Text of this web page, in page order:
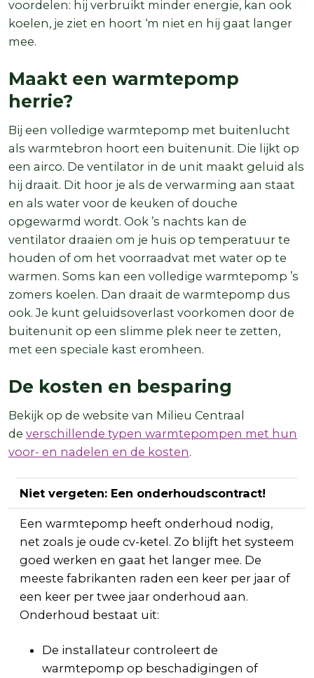
voordelen: hij verbruikt minder energie, kan ook
koelen, je ziet en hoort ‘m niet en hij gaat langer
mee.
Maakt een warmtepomp
herrie?
Bij een volledige warmtepomp met buitenlucht
als warmtebron hoort een buitenunit. Die lijkt op
een airco. De ventilator in de unit maakt geluid als
hij draait. Dit hoor je als de verwarming aan staat
en als water voor de keuken of douche
opgewarmd wordt. Ook ’s nachts kan de
ventilator draaien om je huis op temperatuur te
houden of om het voorraadvat met water op te
warmen. Soms kan een volledige warmtepomp ’s
zomers koelen. Dan draait de warmtepomp dus
ook. Je kunt geluidsoverlast voorkomen door de
buitenunit op een slimme plek neer te zetten,
met een speciale kast eromheen.
De kosten en besparing
Bekijk op de website van Milieu Centraal
de verschillende typen warmtepompen met hun
voor- en nadelen en de kosten.
Niet vergeten: Een onderhoudscontract!
Een warmtepomp heeft onderhoud nodig,
net zoals je oude cv-ketel. Zo blijft het systeem
goed werken en gaat het langer mee. De
meeste fabrikanten raden een keer per jaar of
een keer per twee jaar onderhoud aan.
Onderhoud bestaat uit:
De installateur controleert de
warmtepomp op beschadigingen of